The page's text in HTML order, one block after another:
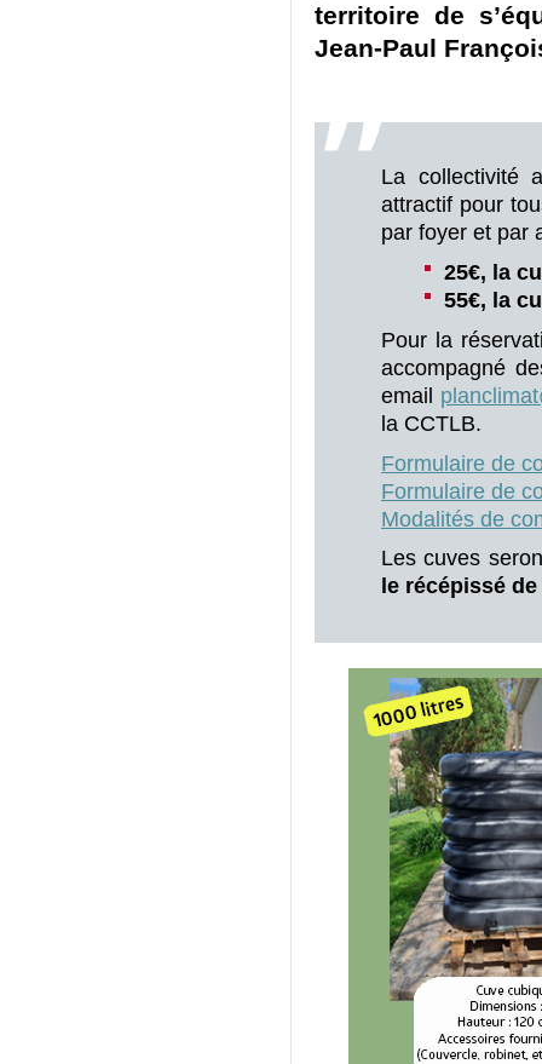
territoire de
Jean-Paul
La collectivité
attractif pour
par foyer et par
25€, la
55€, la
Pour la
accompagné
email
la CCTLB.
Formulaire de
Formulaire de
Modalités de
Les cuves
le récépissé